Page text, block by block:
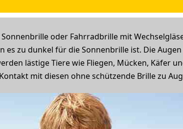
oder Fahrradbrille mit
es zu dunkel für die Sonnenbrille ist. Die
lästige Tiere wie Fliegen, Mücken, Käfer
mit diesen ohne schützende Brille zu